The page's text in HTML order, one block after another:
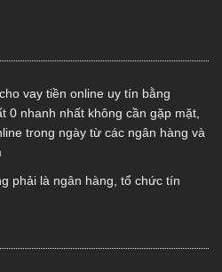
vay tiền online uy tín bằng
0 nhanh nhất không cần gặp mặt,
trong ngày từ các ngân hàng và
phải là ngân hàng, tổ chức tín